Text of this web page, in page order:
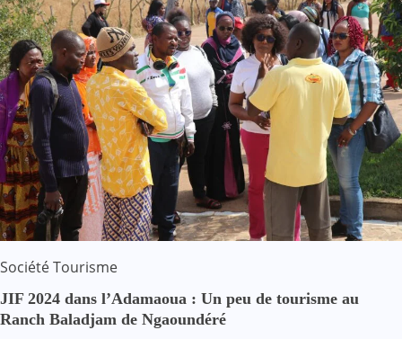
SociétéTourisme
JIF 2024 dans l’Adamaoua : Un peu de tourisme au
Ranch Baladjam de Ngaoundéré